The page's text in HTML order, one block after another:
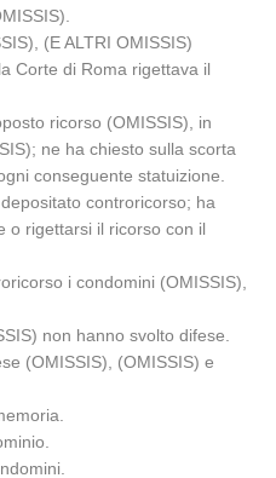
(E ALTRI OMISSIS)
Corte di Roma rigettava il
ricorso (OMISSIS), in
ne ha chiesto sulla scorta
conseguente statuizione.
controricorso; ha
o rigettarsi il ricorso con il
i condomini (OMISSIS),
non hanno svolto difese.
(OMISSIS), (OMISSIS) e